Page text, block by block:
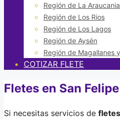
Región de La Araucania
Región de Los Rios
Región de Los Lagos
Región de Aysén
Región de Magallanes
COTIZAR FLETE
Fletes en San Felipe
Si necesitas servicios de